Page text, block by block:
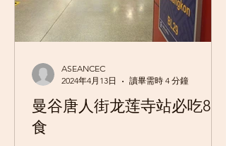
曼谷唐人街龙莲寺站必吃8美
食
ASEANCEC
2024年4月13日
讀畢需時 4 分鐘